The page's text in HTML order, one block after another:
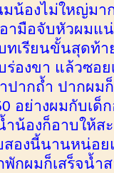
มน้องไม่ใหญ่ม
ามือจับหัวผมแ
เรียนขั้นสุดท้า
ร่องขา แล้วซอ
ปากถ้ำ ปากผม
อย่างผมกับเด็
ำน้องก็อาบให้
องนี้นานหน่อย
กผมก็เสร็จน้ำ